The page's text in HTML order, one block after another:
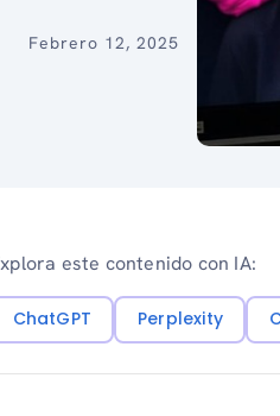
Febrero 12, 2025
este contenido con IA:
ChatGPT Perplexity